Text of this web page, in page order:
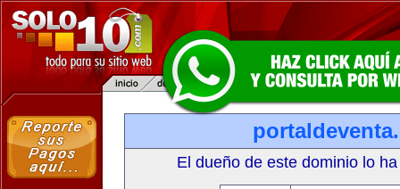
El dueño de este dominio lo